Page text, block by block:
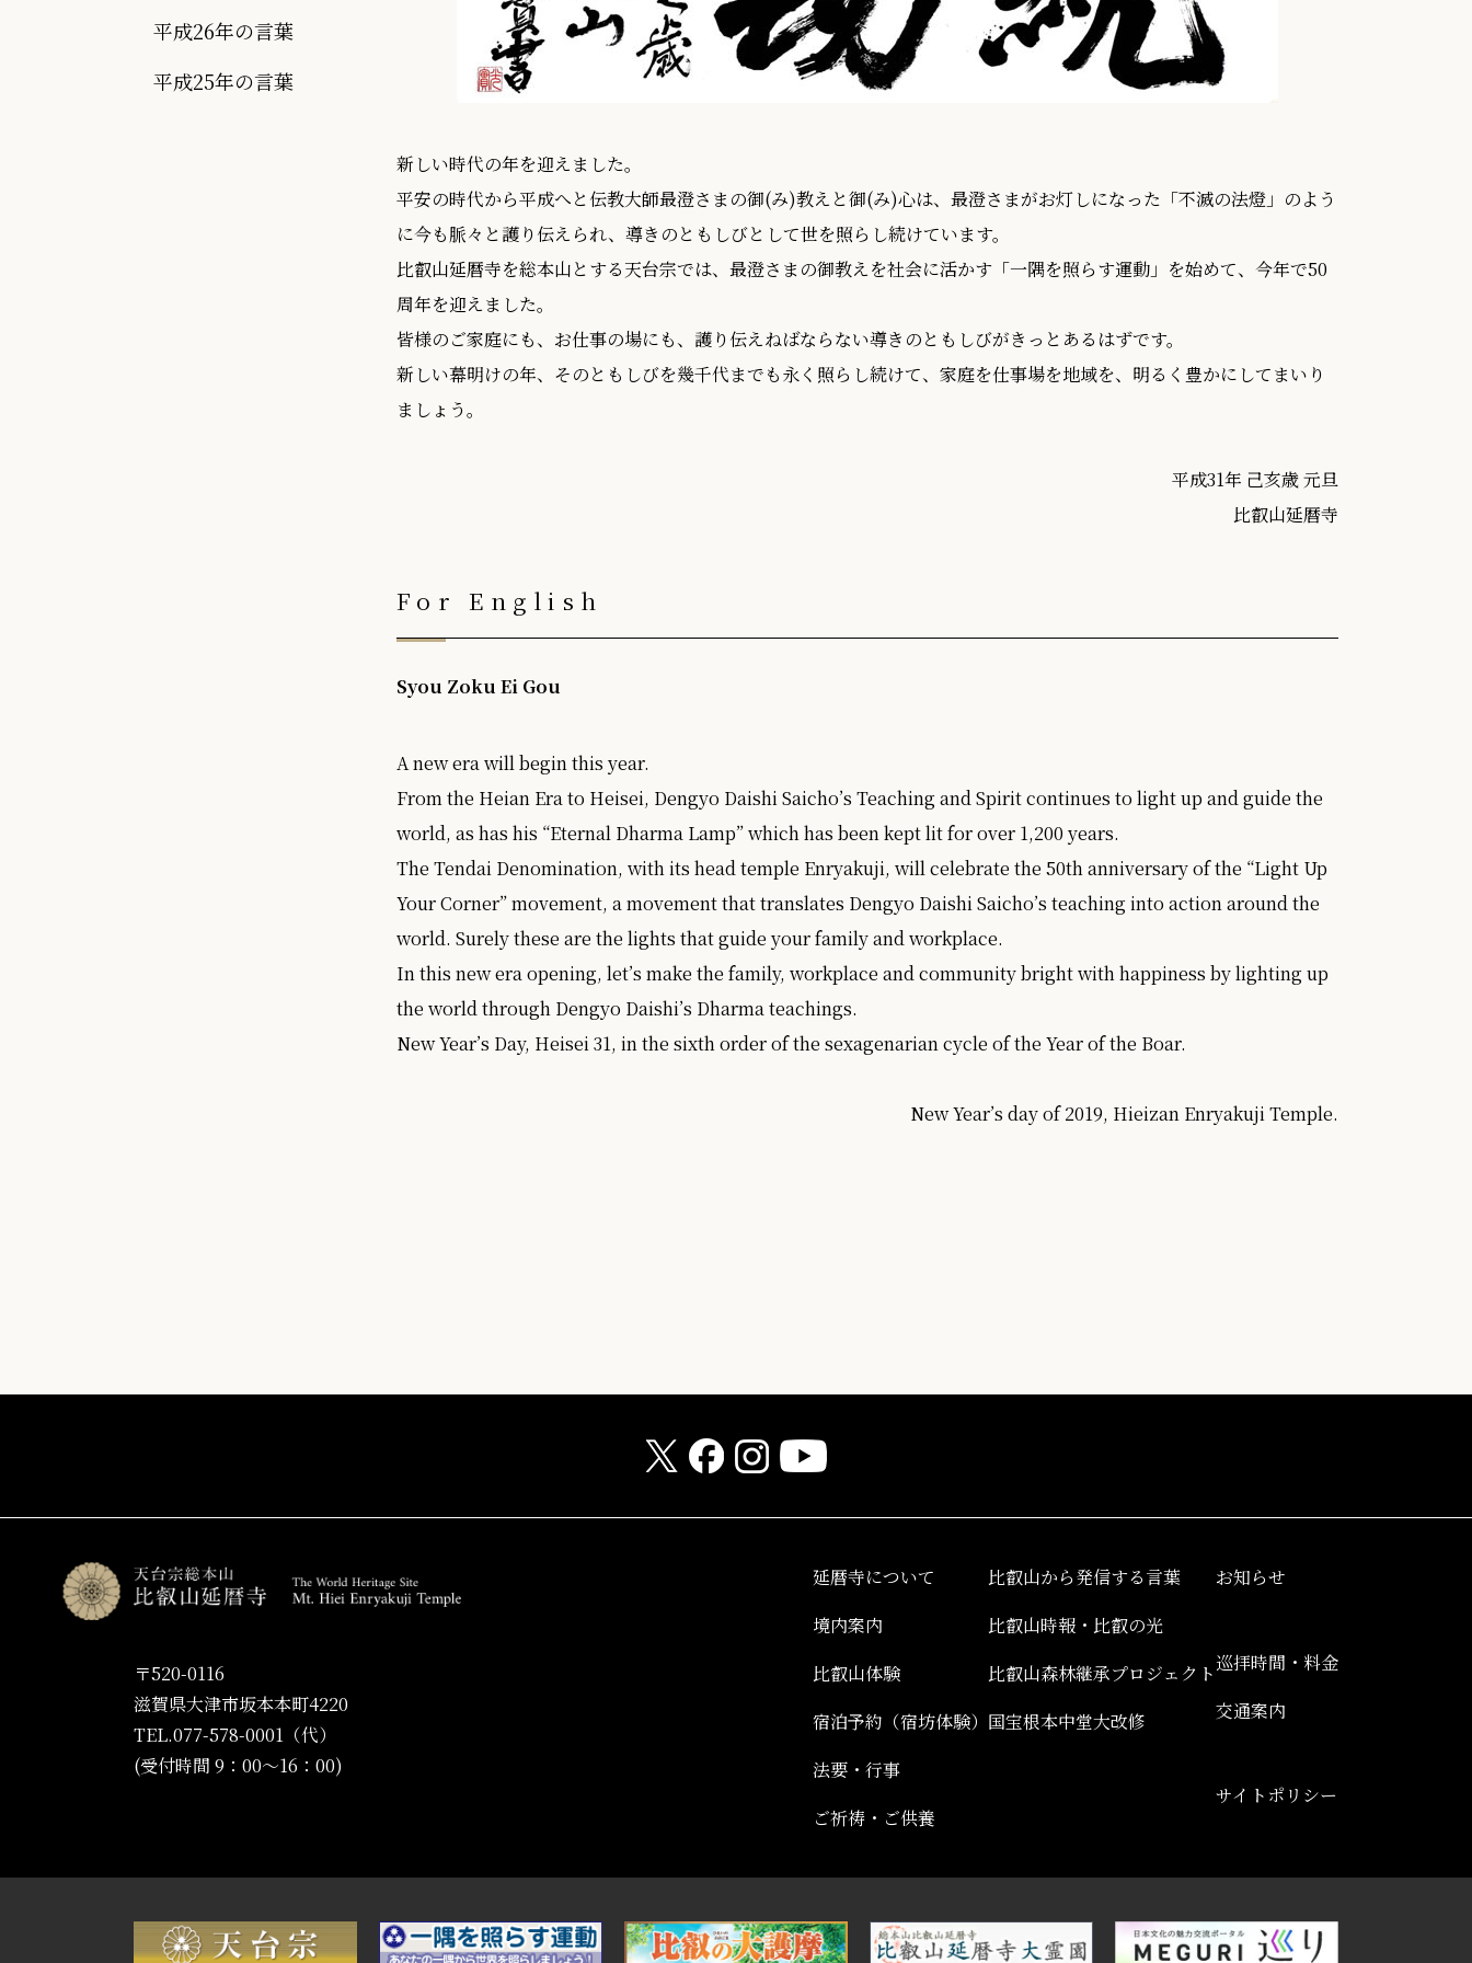
新しい時代の年を迎えました。
平安の時代から平成へと伝教大師最澄さまの御(み)教えと御(み)心は、最澄さまがお灯しになった「不滅の法燈」のよう
に今も脈々と護り伝えられ、導きのともしびとして世を照らし続けています。
比叡山延暦寺を総本山とする天台宗では、最澄さまの御教えを社会に活かす「一隅を照らす運動」を始めて、今年で50
周年を迎えました。
皆様のご家庭にも、お仕事の場にも、護り伝えねばならない導きのともしびがきっとあるはずです。
新しい幕明けの年、そのともしびを幾千代までも永く照らし続けて、家庭を仕事場を地域を、明るく豊かにしてまいり
ましょう。
平成31年 己亥歳 元旦
比叡山延暦寺
For English
Syou Zoku Ei Gou
A new era will begin this year.
From the Heian Era to Heisei, Dengyo Daishi Saicho’s Teaching and Spirit continues to light up and guide the
world, as has his “Eternal Dharma Lamp” which has been kept lit for over 1,200 years.
The Tendai Denomination, with its head temple Enryakuji, will celebrate the 50th anniversary of the “Light Up
Your Corner” movement, a movement that translates Dengyo Daishi Saicho’s teaching into action around the
world. Surely these are the lights that guide your family and workplace.
In this new era opening, let’s make the family, workplace and community bright with happiness by lighting up
the world through Dengyo Daishi’s Dharma teachings.
New Year’s Day, Heisei 31, in the sixth order of the sexagenarian cycle of the Year of the Boar.
New Year’s day of 2019, Hieizan Enryakuji Temple.
平成26年の言葉
平成25年の言葉
〒520-0116
滋賀県大津市坂本本町4220
TEL.077-578-0001（代）
(受付時間 9：00〜16：00)
延暦寺について
境内案内
比叡山体験
宿泊予約（宿坊体験）
法要・行事
ご祈祷・ご供養
比叡山から発信する言葉
比叡山時報・比叡の光
比叡山森林継承プロジェクト
国宝根本中堂大改修
お知らせ
巡拝時間・料金
交通案内
サイトポリシー